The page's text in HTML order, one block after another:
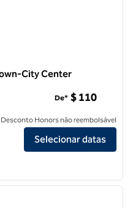
City Center
Oakland Downtown-City
De* $ 110
Desconto Honors não reembolsável
Selecionar datas